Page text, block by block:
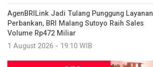
AgenBRILink Jadi Tulang Punggung Layanan
Perbankan, BRI Malang Sutoyo Raih Sales
Volume Rp472 Miliar
1 August 2026 - 19:10 WIB